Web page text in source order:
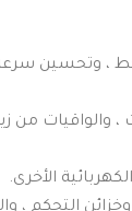
، وتحسين
من
الأخرى.